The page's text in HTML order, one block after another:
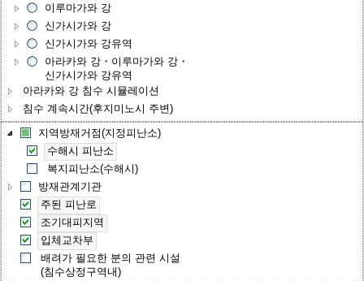
이루마가와 강
신가시가와 강
신가시가와 강유역
아라카와 강・이루마가와 강・
신가시가와 강유역
아라카와 강 침수 시뮬레이션
침수 계속시간(후지미노시 주변)
지역방재거점(지정피난소)
수해시 피난소
복지피난소(수해시)
방재관계기관
주된 피난로
조기대피지역
입체교차부
배려가 필요한 분의 관련 시설
(침수상정구역내)